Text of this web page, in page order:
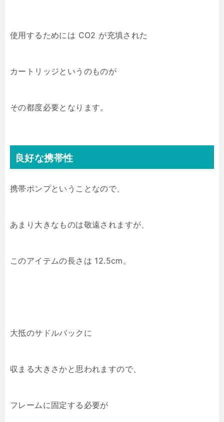
使用するためには CO2 が充填された
カートリッジというのものが
その都度必要となります。
良好な携帯性
携帯ポンプということなので、
あまり大きなものは敬遠されますが、
このアイテムの長さは 12.5cm。
大抵のサドルバックに
収まる大きさかと思われますので、
フレームに固定する必要が